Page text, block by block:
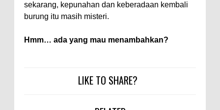
sekarang, kepunahan dan keberadaan kembali
burung itu masih misteri.
Hmm… ada yang mau menambahkan?
LIKE TO SHARE?